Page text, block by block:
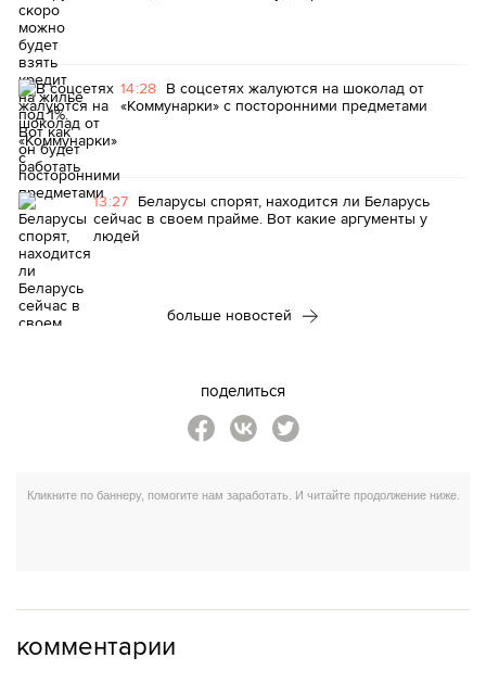
14:28 В соцсетях жалуются на шоколад от
«Коммунарки» с посторонними предметами
13:27 Беларусы спорят, находится ли Беларусь
сейчас в своем прайме. Вот какие аргументы у
людей
больше новостей
поделиться
комментарии